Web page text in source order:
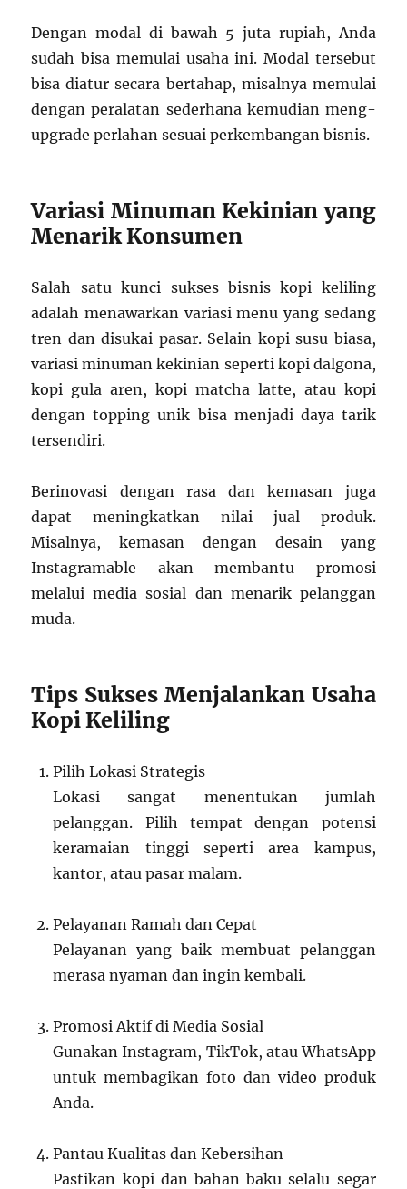
Dengan modal di bawah 5 juta rupiah, Anda
sudah bisa memulai usaha ini. Modal tersebut
bisa diatur secara bertahap, misalnya memulai
dengan peralatan sederhana kemudian meng-
upgrade perlahan sesuai perkembangan bisnis.
Variasi Minuman Kekinian yang
Menarik Konsumen
Salah satu kunci sukses bisnis kopi keliling
adalah menawarkan variasi menu yang sedang
tren dan disukai pasar. Selain kopi susu biasa,
variasi minuman kekinian seperti kopi dalgona,
kopi gula aren, kopi matcha latte, atau kopi
dengan topping unik bisa menjadi daya tarik
tersendiri.
Berinovasi dengan rasa dan kemasan juga
dapat meningkatkan nilai jual produk.
Misalnya, kemasan dengan desain yang
Instagramable akan membantu promosi
melalui media sosial dan menarik pelanggan
muda.
Tips Sukses Menjalankan Usaha
Kopi Keliling
Pilih Lokasi Strategis
Lokasi sangat menentukan jumlah
pelanggan. Pilih tempat dengan potensi
keramaian tinggi seperti area kampus,
kantor, atau pasar malam.
Pelayanan Ramah dan Cepat
Pelayanan yang baik membuat pelanggan
merasa nyaman dan ingin kembali.
Promosi Aktif di Media Sosial
Gunakan Instagram, TikTok, atau WhatsApp
untuk membagikan foto dan video produk
Anda.
Pantau Kualitas dan Kebersihan
Pastikan kopi dan bahan baku selalu segar